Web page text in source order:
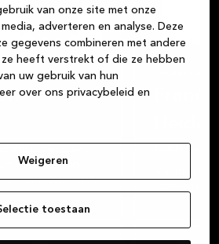
van onze site met onze
adverteren en analyse. Deze
gegevens combineren met andere
heeft verstrekt of die ze hebben
uw gebruik van hun
over ons privacybeleid en
Weigeren
toestaan
is een
vormt één van de
in huis.
vertalen van uw
smaak, sfeer en
Ik ken de